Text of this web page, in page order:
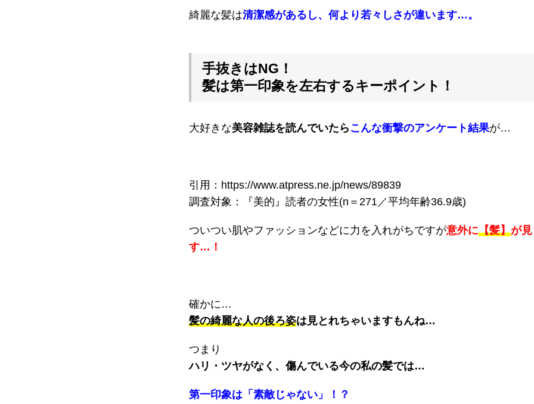
綺麗な髪は清潔感があるし、何より若々しさが違います…。
手抜きはNG！
髪は第一印象を左右するキーポイント！
大好きな美容雑誌を読んでいたら こんな衝撃のアンケート結果が…
引用：https://www.atpress.ne.jp/news/89839
調査対象：『美的』読者の女性(n＝271／平均年齢36.9歳)
ついつい肌やファッションなどに力を入れがちですが意外に【髪】が
す…！
確かに…
髪の綺麗な人の後ろ姿は見とれちゃいますもんね…
つまり
ハリ・ツヤがなく、傷んでいる今の私の髪では…
第一印象は「素敵じゃない」！？